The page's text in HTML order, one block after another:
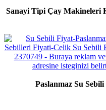
Sanayi Tipi Çay Makineleri
Paslanmaz Su